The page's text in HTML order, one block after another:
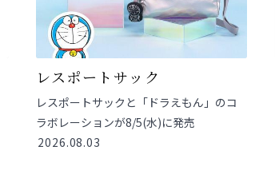
レスポートサック
レスポートサックと「ドラえもん」のコ
ラボレーションが8/5(水)に発売
2026.08.03